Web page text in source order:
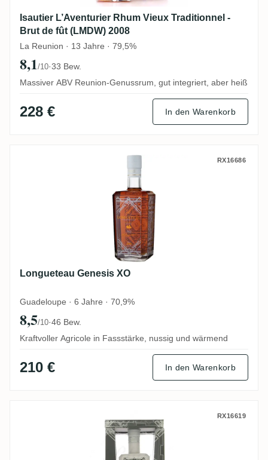
Isautier L’Aventurier Rhum Vieux Traditionnel -
Brut de fût (LMDW) 2008
La Reunion · 13 Jahre · 79,5%
8,1/10·33 Bew.
Massiver ABV Reunion-Genussrum, gut integriert, aber heiß
228 € In den Warenkorb
RX16686
Longueteau Genesis XO
Guadeloupe · 6 Jahre · 70,9%
8,5/10·46 Bew.
Kraftvoller Agricole in Fassstärke, nussig und wärmend
210 € In den Warenkorb
Longueteau GENESIS Collection White
RX16619